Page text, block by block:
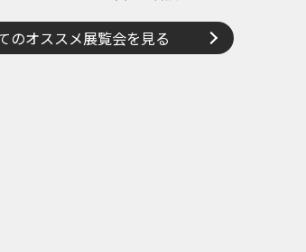
のオススメ展覧会を見る